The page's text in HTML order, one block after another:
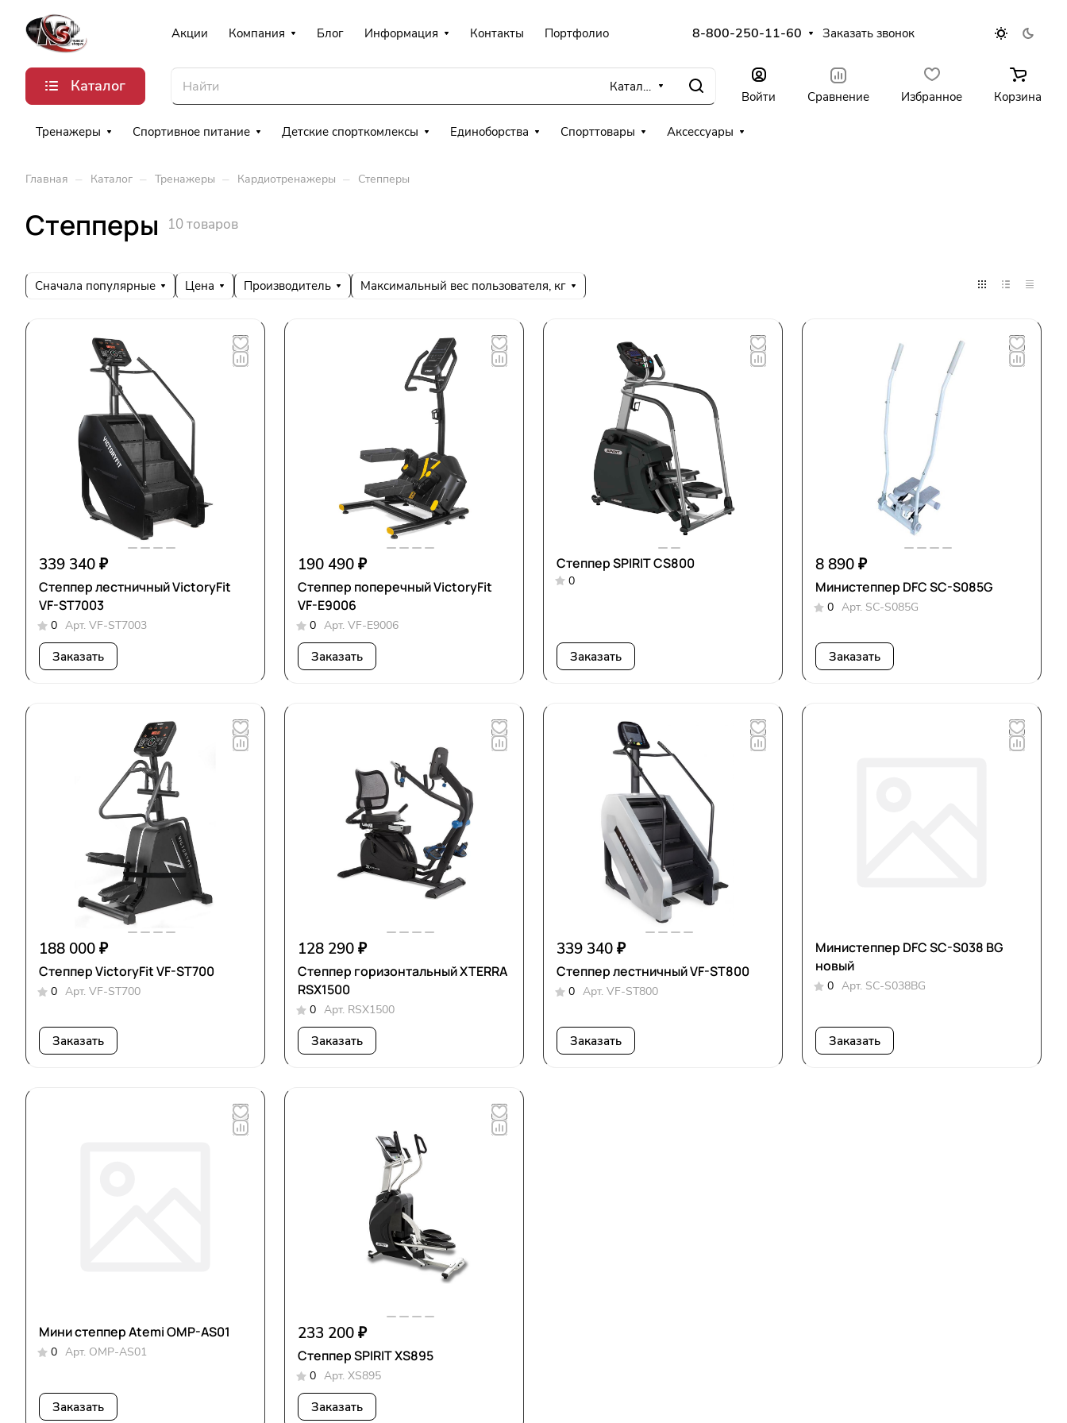
Акции Компания Блог Информация Контакты Портфолио 8-800-250-11-60 Заказать звонок
Каталог Каталог
Войти Сравнение Избранное Корзина
Тренажеры Спортивное питание Детские спорткомлексы Единоборства Спорттовары Аксессуары
Главная – Каталог – Тренажеры – Кардиотренажеры – Степперы
Степперы 10 товаров
Сначала популярные Цена Производитель Максимальный вес пользователя, кг
339 340 ₽
Степпер лестничный VictoryFit
VF-ST7003
0 Арт. VF-ST7003
Заказать
190 490 ₽
Степпер поперечный VictoryFit
VF-E9006
0 Арт. VF-E9006
Заказать
Степпер SPIRIT CS800
0
Заказать
8 890 ₽
Министеппер DFC SC-S085G
0 Арт. SC-S085G
Заказать
188 000 ₽
Степпер VictoryFit VF-ST700
0 Арт. VF-ST700
Заказать
128 290 ₽
Степпер горизонтальный XTERRA
RSX1500
0 Арт. RSX1500
Заказать
339 340 ₽
Степпер лестничный VF-ST800
0 Арт. VF-ST800
Заказать
Министеппер DFC SC-S038 BG
новый
0 Арт. SC-S038BG
Заказать
Мини степпер Atemi OMP-AS01
0 Арт. OMP-AS01
Заказать
233 200 ₽
Степпер SPIRIT XS895
0 Арт. XS895
Заказать